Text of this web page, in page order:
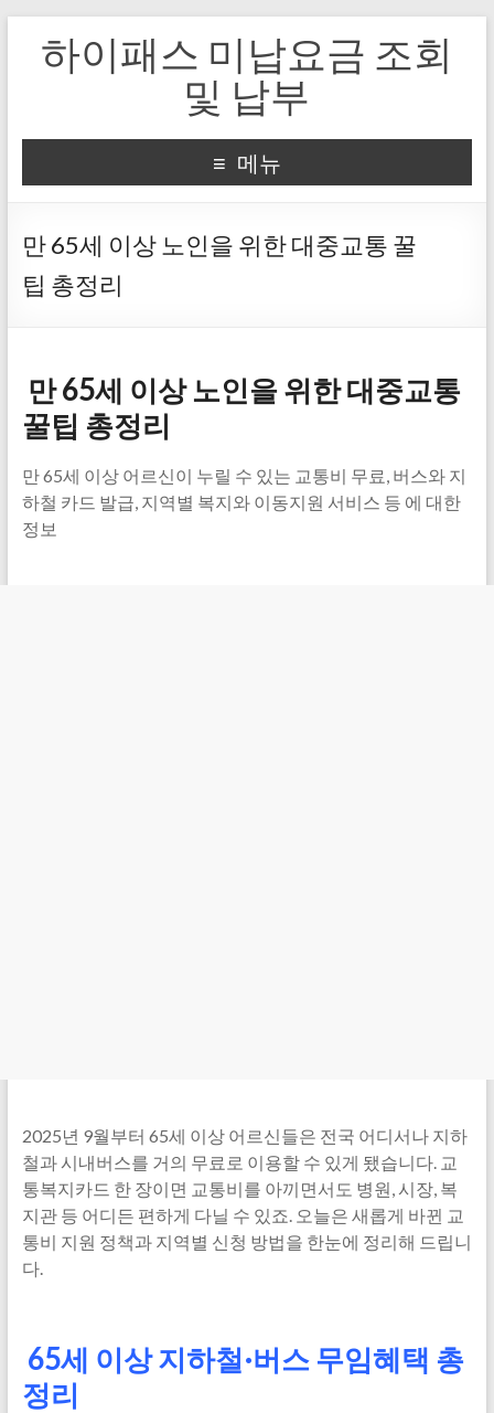
하이패스 미납요금 조회
및 납부
메뉴
만 65세 이상 노인을 위한 대중교통 꿀
팁 총정리
만 65세 이상 노인을 위한 대중교통
꿀팁 총정리
만 65세 이상 어르신이 누릴 수 있는 교통비 무료, 버스와 지
하철 카드 발급, 지역별 복지와 이동지원 서비스 등 에 대한
정보
2025년 9월부터 65세 이상 어르신들은 전국 어디서나 지하
철과 시내버스를 거의 무료로 이용할 수 있게 됐습니다. 교
통복지카드 한 장이면 교통비를 아끼면서도 병원, 시장, 복
지관 등 어디든 편하게 다닐 수 있죠. 오늘은 새롭게 바뀐 교
통비 지원 정책과 지역별 신청 방법을 한눈에 정리해 드립니
다.
65세 이상 지하철·버스 무임혜택 총
정리